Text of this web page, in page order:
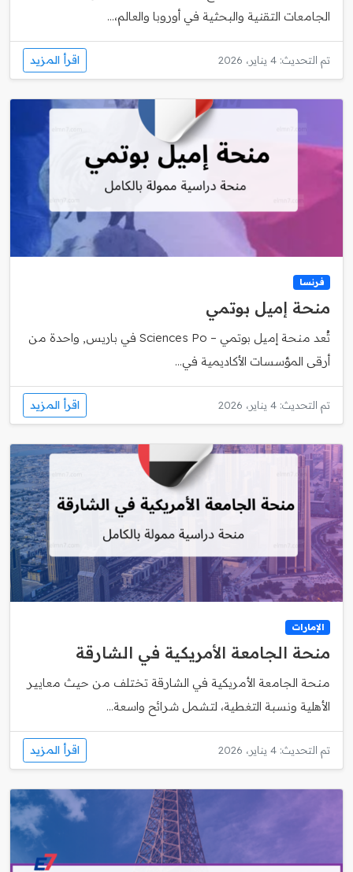
الجامعات التقنية والبحثية في أوروبا والعالم،...
تم التحديث: 4 يناير، 2026 اقرأ المزيد
فرنسا
منحة إميل بوتمي
تُعد منحة إميل بوتمي – Sciences Po في باريس, واحدة من
أرقى المؤسسات الأكاديمية في...
تم التحديث: 4 يناير، 2026 اقرأ المزيد
الإمارات
منحة الجامعة الأمريكية في الشارقة
منحة الجامعة الأمريكية في الشارقة تختلف من حيث معايير
الأهلية ونسبة التغطية، لتشمل شرائح واسعة...
تم التحديث: 4 يناير، 2026 اقرأ المزيد